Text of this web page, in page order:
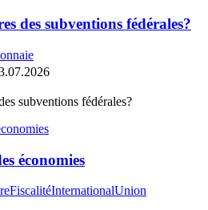
des subventions fédérales?
économies
FiscalitéInternationalUnion